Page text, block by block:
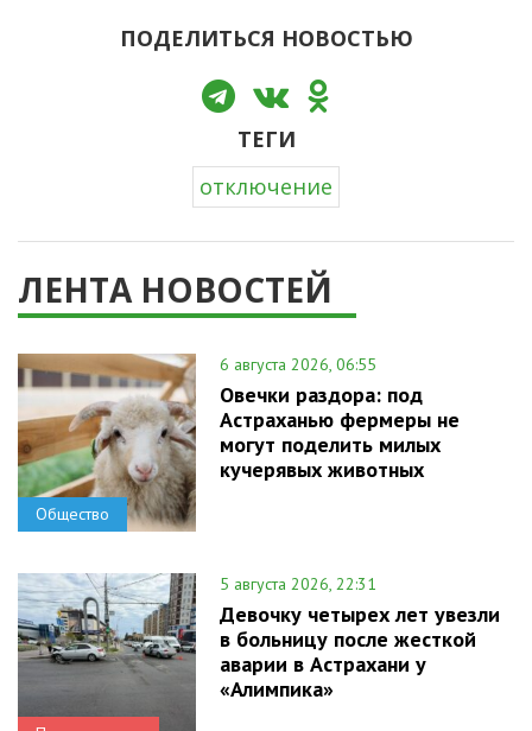
ПОДЕЛИТЬСЯ НОВОСТЬЮ
ТЕГИ
отключение
ЛЕНТА НОВОСТЕЙ
Общество
6 августа 2026, 06:55
Овечки раздора: под
Астраханью фермеры не
могут поделить милых
кучерявых животных
5 августа 2026, 22:31
Девочку четырех лет увезли
в больницу после жесткой
аварии в Астрахани у
«Алимпика»